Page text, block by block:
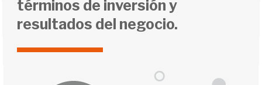
términos de inversión y
resultados del negocio.